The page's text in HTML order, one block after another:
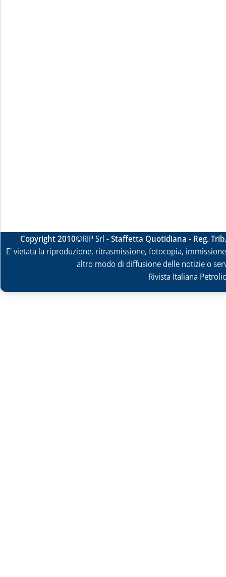
Copyright 2010©RIP Srl -Staffetta Quotidiana - Reg.
E' vietata la riproduzione, ritrasmissione, fotocopia,
altro modo di diffusione delle notizie o
Rivista Italiana